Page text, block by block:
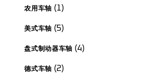
品
农用车轴 11
种
品
美式车轴 55
种
品
盘式制动器车轴 44
款
德式车轴 22
种